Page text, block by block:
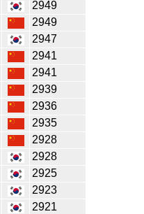
2949
2949
2947
2941
2941
2939
2936
2935
2928
2928
2925
2923
2921